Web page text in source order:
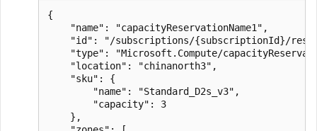
{
    "name": "capacityReservationName1",
"id": "/subscriptions/{subscriptionId}/
"type": "Microsoft.Compute/
    "location": "chinanorth3",
    "sku": {
        "name": "Standard_D2s_v3",
        "capacity": 3
    },